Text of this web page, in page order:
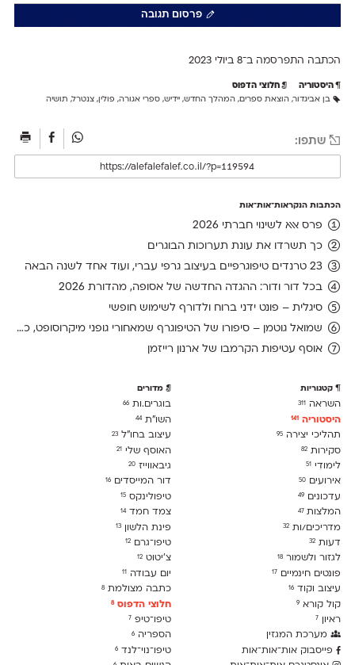
פרסום תגובה
הכתבה התפרסמה ב־8 ב יולי 2023
היסטוריה חלוצי הדפוס
בן אביגדור, הוצאת ספרים, המהלך החדש, יידיש, ספרי אגורה, פולין , צנטרל, תושיה
שתפו:
הכתבות הנקראות־אות־אות
פרס אאא לשינוי חברתי 2026
כך תשרדו את עונת תערוכות הבוגרים
23 טרנדים טיפוגרפיים בעיצוב גרפי עברי, ועוד אחד לשנה הבאה
בכל דור ודור: ההגדה החדשה של אסופה, מהדורת 2026
סיגלית – פונט ידני ברוח ולדורף לשימוש חופשי
שמואל גוטמן – סיפורו של הטיפוגרף שמאחורי גופני מיקרוסופט, כפי שנחשף בארכיון של נינתו
אוסף עטיפות הקרמבו של ארנון רייזמן
קטגוריות
השראה 311
היסטוריה 141
תהליכי יצירה 95
סקירות 82
לימודִי 51
אירועים 50
עדכונים 49
המלצות47
מדריכים/ות 32
דעות 32
לגזור ולשמור 18
פונטים חינמיים 17
עיצוב וקוד 16
קול קורא 9
ראיון 7
מערכת המגזין
פייסבוק אות־אות־אות
מדורים
בוגרים.ות66
השו״ת44
עיצוב בחו"ל23
האוסף שלי21
גיבאווייז20
דור המייסדים16
טיפולינקס15
צמד חמד14
פינת הלשון13
טיפו־גרם12
צ׳יטוט12
יום עבודה11
כתבה מצולמת8
חלוצי הדפוס8
טיפו־טיפ7
הספריה6
טיפו־נוי־לנד6